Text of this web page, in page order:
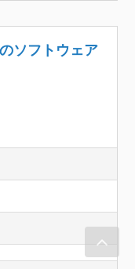
ソフトウェア